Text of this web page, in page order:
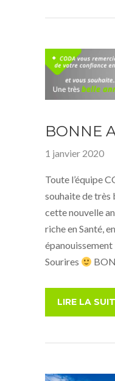
BONNE
1 janvier 2020
Toute l’équipe
souhaite de très
cette nouvelle
riche en Santé,
Sourires
LIRE LA